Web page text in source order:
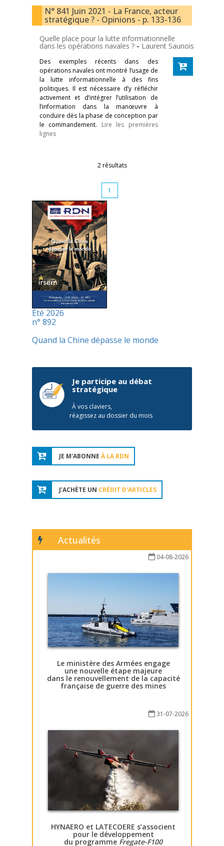
N° 841 Juin 2021 - La France, acteur
stratégique ? - Opinions - p. 133-136
Quelle place pour la lutte informationnelle
dans les opérations navales ? - Laurent Saunois
Des exemples récents dans des
opérations navales ont montré l’usage de
la lutte informationnelle à des fins
politiques. Il est nécessaire d’y réfléchir
activement et d’intégrer l’utilisation de
l’information dans la manœuvre à
conduire dès la phase de conception par
le commandement. Lire les premières
lignes
2 résultats
1
Été 2026
n° 892
Quand la Chine dépasse le monde
Je participe au débat
stratégique
À vos claviers,
réagissez au dossier du mois
JE M'ABONNE À LA RDN
J'ACHÈTE UN CRÉDIT D'ARTICLES
Actualités
04-08-2026
Le ministère des Armées engage
une nouvelle étape majeure
dans le renouvellement de la capacité
française de guerre des mines
31-07-2026
HYNAERO et LATECOERE s’associent
pour le développement
du programme Fregate-F100